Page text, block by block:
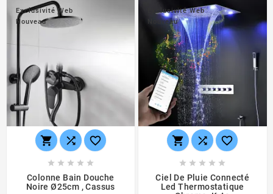
Exclusivité Web
Nouveau
  
    
Colonne Bain Douche
Noire Ø25cm , Cassus
Exclusivité Web
Nouveau
  
    
Ciel De Pluie Connecté
Led Thermostatique